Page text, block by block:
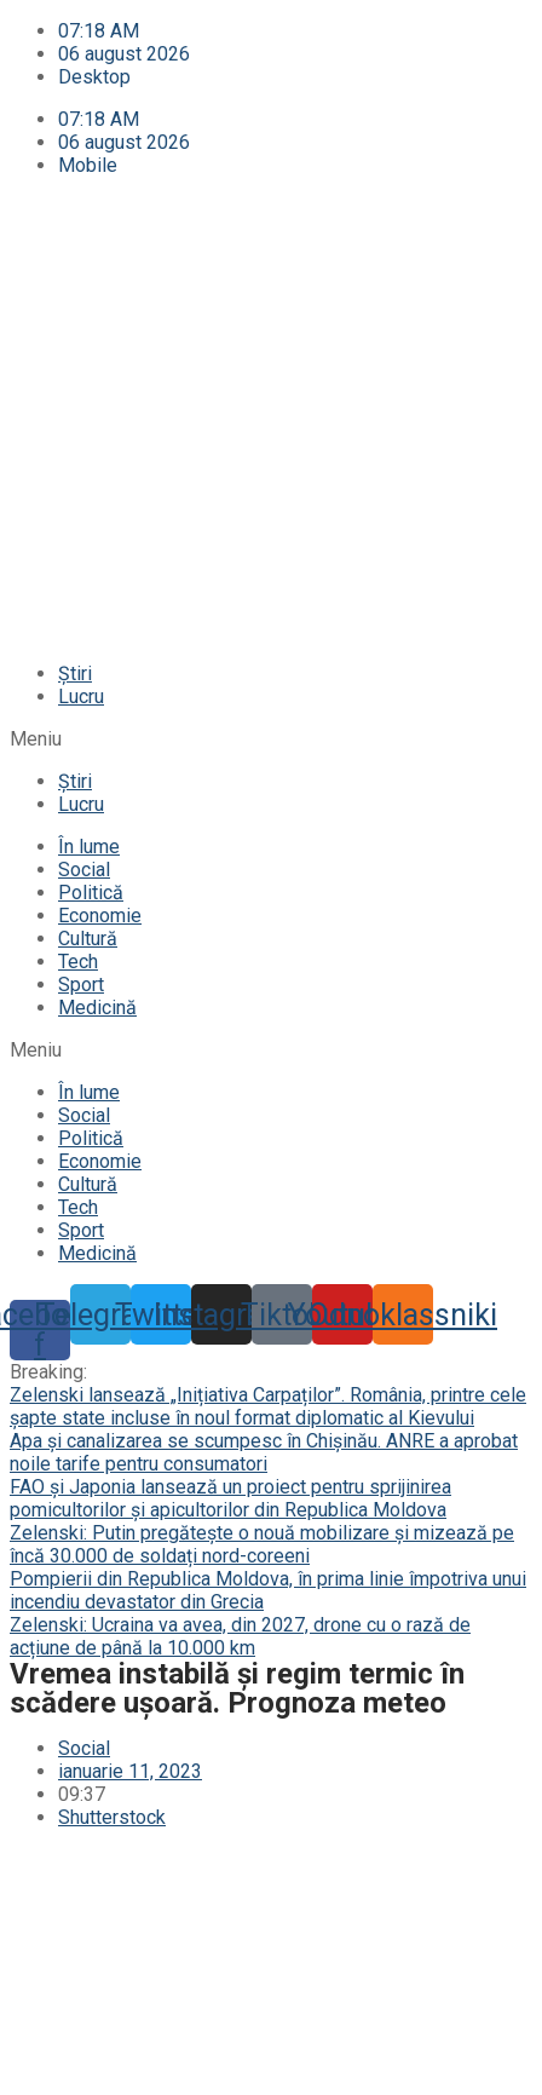
07:18 AM
06 august 2026
Desktop
07:18 AM
06 august 2026
Mobile
Știri
Lucru
Meniu
Știri
Lucru
În lume
Social
Politică
Economie
Cultură
Tech
Sport
Medicină
Meniu
În lume
Social
Politică
Economie
Cultură
Tech
Sport
Medicină
f
TelegramTwitter
Instagram
TiktokYoutube
Odnoklassniki
Breaking:
Zelenski lansează „Inițiativa Carpaților”. România, printre cele
șapte state incluse în noul format diplomatic al Kievului
Apa și canalizarea se scumpesc în Chișinău. ANRE a aprobat
noile tarife pentru consumatori
FAO și Japonia lansează un proiect pentru sprijinirea
pomicultorilor și apicultorilor din Republica Moldova
Zelenski: Putin pregătește o nouă mobilizare și mizează pe
încă 30.000 de soldați nord-coreeni
Pompierii din Republica Moldova, în prima linie împotriva unui
incendiu devastator din Grecia
Zelenski: Ucraina va avea, din 2027, drone cu o rază de
acțiune de până la 10.000 km
Vremea instabilă și regim termic în
scădere ușoară. Prognoza meteo
Social
ianuarie 11, 2023
09:37
Shutterstock